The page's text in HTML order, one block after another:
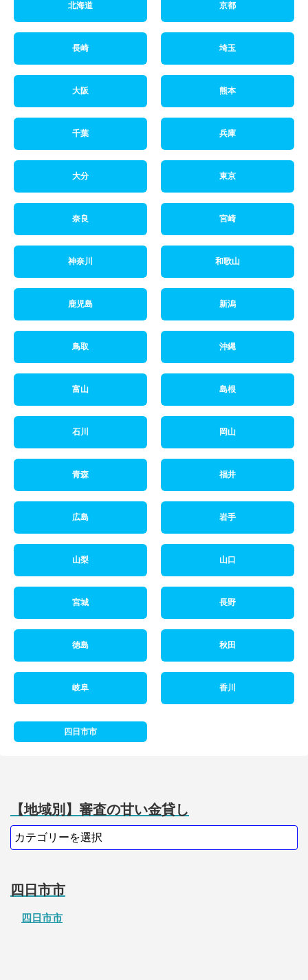
北海道 京都
長崎 埼玉
大阪 熊本
千葉 兵庫
大分 東京
奈良 宮崎
神奈川 和歌山
鹿児島 新潟
鳥取 沖縄
富山 島根
石川 岡山
青森 福井
広島 岩手
山梨 山口
宮城 長野
徳島 秋田
岐阜 香川
四日市市
【地域別】審査の甘い金貸し
四日市市
四日市市